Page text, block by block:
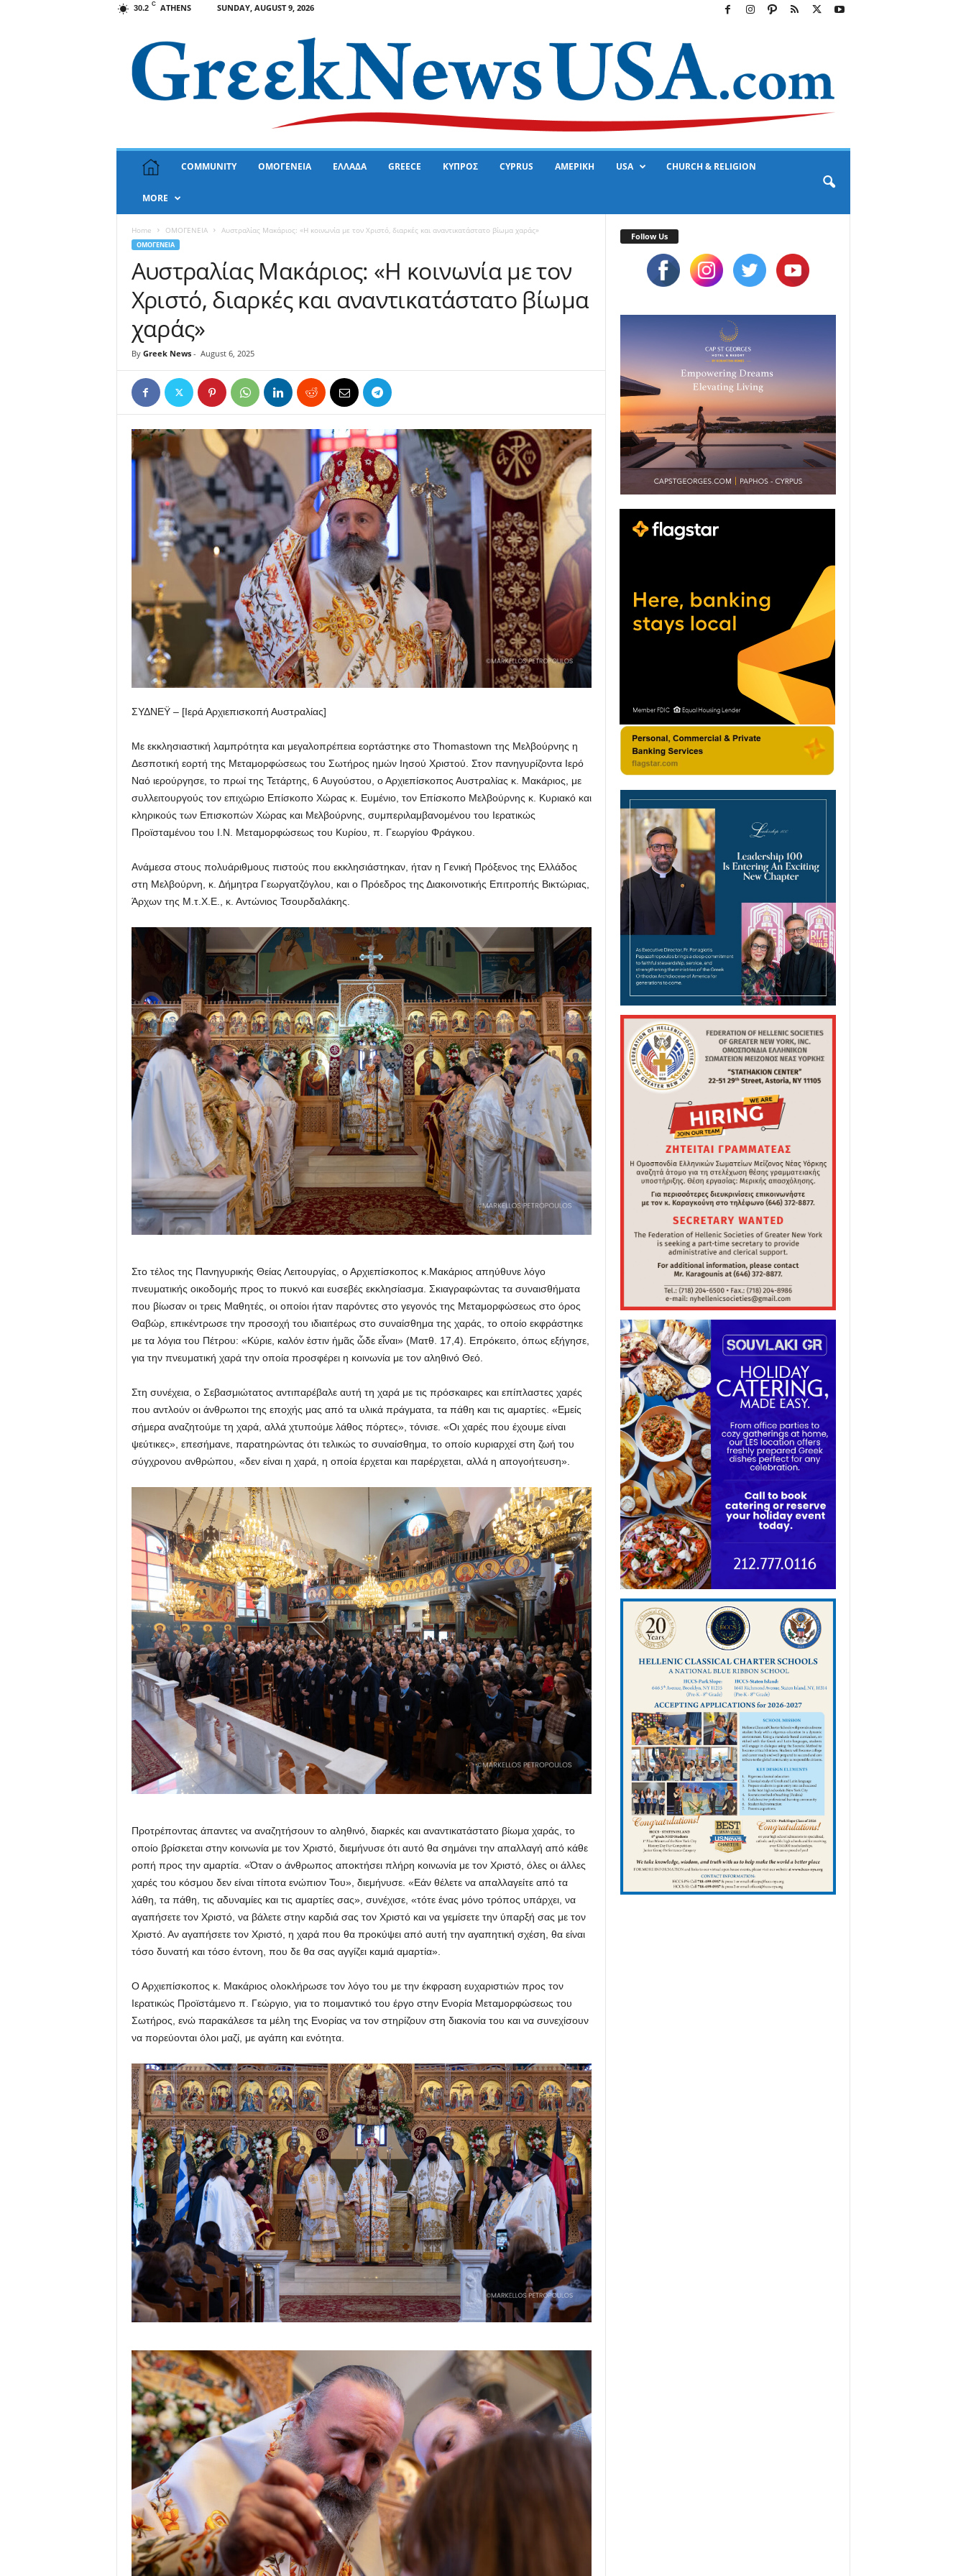
30.2 C ATHENS SUNDAY, AUGUST 9, 2026
k
COMMUNITY ΟΜΟΓΕΝΕΙΑ ΕΛΛΑΔΑ GREECE ΚΥΠΡΟΣ CYPRUS ΑΜΕΡΙΚΗ USA CHURCH & RELIGION
MORE
Home ΟΜΟΓΕΝΕΙΑ Αυστραλίας Μακάριος: «Η κοινωνία με τον Χριστό, διαρκές και αναντικατάστατο βίωμα χαράς»
ΟΜΟΓΕΝΕΙΑ
Αυστραλίας Μακάριος: «Η κοινωνία με τον
Χριστό, διαρκές και αναντικατάστατο βίωμα
χαράς»
By Greek News- August 6, 2025
ΣΥΔΝΕΫ – [Ιερά Αρχιεπισκοπή Αυστραλίας]
Με εκκλησιαστική λαμπρότητα και μεγαλοπρέπεια εορτάστηκε στο Thomastown της Μελβούρνης η
Δεσποτική εορτή της Μεταμορφώσεως του Σωτήρος ημών Ιησού Χριστού. Στον πανηγυρίζοντα Ιερό
Ναό ιερούργησε, το πρωί της Τετάρτης, 6 Αυγούστου, ο Αρχιεπίσκοπος Αυστραλίας κ. Μακάριος, με
συλλειτουργούς τον επιχώριο Επίσκοπο Χώρας κ. Ευμένιο, τον Επίσκοπο Μελβούρνης κ. Κυριακό και
κληρικούς των Επισκοπών Χώρας και Μελβούρνης, συμπεριλαμβανομένου του Ιερατικώς
Προϊσταμένου του Ι.Ν. Μεταμορφώσεως του Κυρίου, π. Γεωργίου Φράγκου.
Ανάμεσα στους πολυάριθμους πιστούς που εκκλησιάστηκαν, ήταν η Γενική Πρόξενος της Ελλάδος
στη Μελβούρνη, κ. Δήμητρα Γεωργατζόγλου, και ο Πρόεδρος της Διακοινοτικής Επιτροπής Βικτώριας,
Άρχων της Μ.τ.Χ.Ε., κ. Αντώνιος Τσουρδαλάκης.
Στο τέλος της Πανηγυρικής Θείας Λειτουργίας, ο Αρχιεπίσκοπος κ.Μακάριος απηύθυνε λόγο
πνευματικής οικοδομής προς το πυκνό και ευσεβές εκκλησίασμα. Σκιαγραφώντας τα συναισθήματα
που βίωσαν οι τρεις Μαθητές, οι οποίοι ήταν παρόντες στο γεγονός της Μεταμορφώσεως στο όρος
Θαβώρ, επικέντρωσε την προσοχή του ιδιαιτέρως στο συναίσθημα της χαράς, το οποίο εκφράστηκε
με τα λόγια του Πέτρου: «Κύριε, καλόν ἐστιν ἡμᾶς ὧδε εἶναι» (Ματθ. 17,4). Επρόκειτο, όπως εξήγησε,
για την πνευματική χαρά την οποία προσφέρει η κοινωνία με τον αληθινό Θεό.
Στη συνέχεια, ο Σεβασμιώτατος αντιπαρέβαλε αυτή τη χαρά με τις πρόσκαιρες και επίπλαστες χαρές
που αντλούν οι άνθρωποι της εποχής μας από τα υλικά πράγματα, τα πάθη και τις αμαρτίες. «Εμείς
σήμερα αναζητούμε τη χαρά, αλλά χτυπούμε λάθος πόρτες», τόνισε. «Οι χαρές που έχουμε είναι
ψεύτικες», επεσήμανε, παρατηρώντας ότι τελικώς το συναίσθημα, το οποίο κυριαρχεί στη ζωή του
σύγχρονου ανθρώπου, «δεν είναι η χαρά, η οποία έρχεται και παρέρχεται, αλλά η απογοήτευση».
Προτρέποντας άπαντες να αναζητήσουν το αληθινό, διαρκές και αναντικατάστατο βίωμα χαράς, το
οποίο βρίσκεται στην κοινωνία με τον Χριστό, διεμήνυσε ότι αυτό θα σημάνει την απαλλαγή από κάθε
ροπή προς την αμαρτία. «Όταν ο άνθρωπος αποκτήσει πλήρη κοινωνία με τον Χριστό, όλες οι άλλες
χαρές του κόσμου δεν είναι τίποτα ενώπιον Του», διεμήνυσε. «Εάν θέλετε να απαλλαγείτε από τα
λάθη, τα πάθη, τις αδυναμίες και τις αμαρτίες σας», συνέχισε, «τότε ένας μόνο τρόπος υπάρχει, να
αγαπήσετε τον Χριστό, να βάλετε στην καρδιά σας τον Χριστό και να γεμίσετε την ύπαρξή σας με τον
Χριστό. Αν αγαπήσετε τον Χριστό, η χαρά που θα προκύψει από αυτή την αγαπητική σχέση, θα είναι
τόσο δυνατή και τόσο έντονη, που δε θα σας αγγίζει καμιά αμαρτία».
Ο Αρχιεπίσκοπος κ. Μακάριος ολοκλήρωσε τον λόγο του με την έκφραση ευχαριστιών προς τον
Ιερατικώς Προϊστάμενο π. Γεώργιο, για το ποιμαντικό του έργο στην Ενορία Μεταμορφώσεως του
Σωτήρος, ενώ παρακάλεσε τα μέλη της Ενορίας να τον στηρίζουν στη διακονία του και να συνεχίσουν
να πορεύονται όλοι μαζί, με αγάπη και ενότητα.
Follow Us